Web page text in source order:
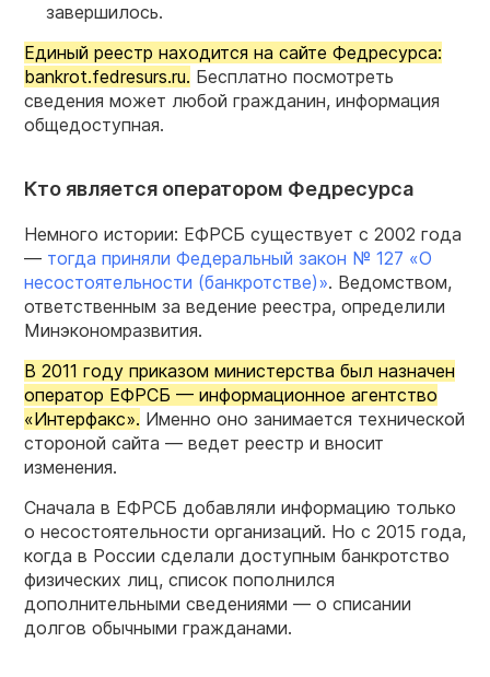
завершилось.
Единый реестр находится на сайте Федресурса:
bankrot.fedresurs.ru. Бесплатно посмотреть
сведения может любой гражданин, информация
общедоступная.
Кто является оператором Федресурса
Немного истории: ЕФРСБ существует с 2002 года
— тогда приняли Федеральный закон № 127 «О
несостоятельности (банкротстве)». Ведомством,
ответственным за ведение реестра, определили
Минэкономразвития.
В 2011 году приказом министерства был назначен
оператор ЕФРСБ — информационное агентство
«Интерфакс». Именно оно занимается технической
стороной сайта — ведет реестр и вносит
изменения.
Сначала в ЕФРСБ добавляли информацию только
о несостоятельности организаций. Но с 2015 года,
когда в России сделали доступным банкротство
физических лиц, список пополнился
дополнительными сведениями — о списании
долгов обычными гражданами.